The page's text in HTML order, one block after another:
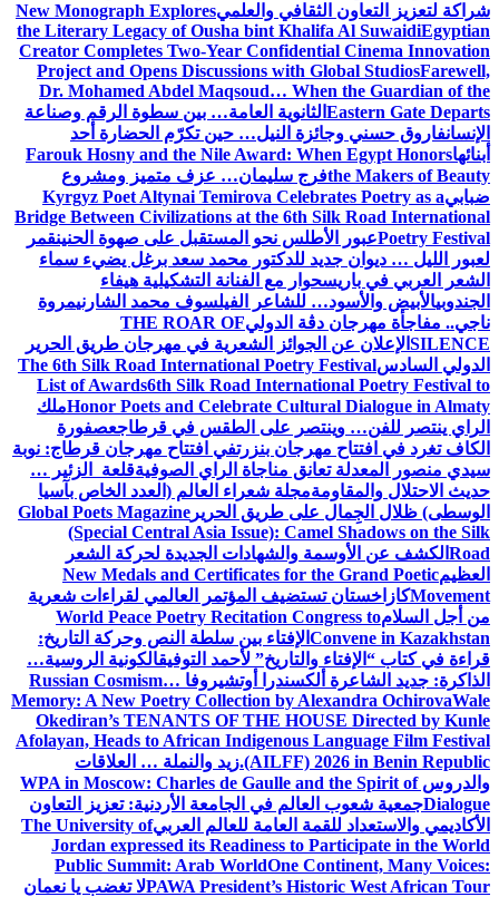
شراكة لتعزيز التعاون الثقافي والعلميNew Monograph Explores
the Literary Legacy of Ousha bint Khalifa Al SuwaidiEgyptian
Creator Completes Two-Year Confidential Cinema Innovation
Project and Opens Discussions with Global StudiosFarewell,
Dr. Mohamed Abdel Maqsoud… When the Guardian of the
Eastern Gate Departs الثانوية العامة… بين سطوة الرقم وصناعة
الإنسانفاروق حسني وجائزة النيل… حين تكرّم الحضارة أحد
أبنائهاFarouk Hosny and the Nile Award: When Egypt Honors
the Makers of Beautyفرج سليمان… عزف متميز ومشروع
ضبابيKyrgyz Poet Altynai Temirova Celebrates Poetry as a
Bridge Between Civilizations at the 6th Silk Road International
Poetry Festivalعبور الأطلس نحو المستقبل على صهوة الحنينقمر
لعبور الليل … ديوان جديد للدكتور محمد سعد برغل يضيء سماء
الشعر العربي في باريسحوار مع الفنانة التشكيلية هيفاء
الجندوبيالأبيض والأسود… للشاعر الفيلسوف محمد الشارنيمروة
ناجي.. مفاجأة مهرجان دڨة الدوليTHE ROAR OF
SILENCE الإعلان عن الجوائز الشعرية في مهرجان طريق الحرير
الدولي السادسThe 6th Silk Road International Poetry Festival
List of Awards6th Silk Road International Poetry Festival to
Honor Poets and Celebrate Cultural Dialogue in Almatyملك
الراي ينتصر للفن… وينتصر على الطقس في قرطاجعصفورة
الكاف تغرد في افتتاح مهرجان بنزرتفي افتتاح مهرجان قرطاج: نوبة
سيدي منصور المعدلة تعانق مناجاة الراي الصوفيةقلعة الزئير …
حديث الاحتلال والمقاومةمجلة شعراء العالم (العدد الخاص بآسيا
الوسطى) ظلال الجِمال على طريق الحرير Global Poets Magazine
(Special Central Asia Issue): Camel Shadows on the Silk
Road الكشف عن الأوسمة والشهادات الجديدة لحركة الشعر
العظيمNew Medals and Certificates for the Grand Poetic
Movementكازاخستان تستضيف المؤتمر العالمي لقراءات شعرية
من أجل السلامWorld Peace Poetry Recitation Congress to
Convene in Kazakhstan الإفتاء بين سلطة النص وحركة التاريخ:
قراءة في كتاب “الإفتاء والتاريخ” لأحمد التوفيقالكونية الروسية…
الذاكرة: جديد الشاعرة ألكسندرا أوتشيروفا Russian Cosmism…
Memory: A New Poetry Collection by Alexandra OchirovaWale
Okediran’s TENANTS OF THE HOUSE Directed by Kunle
Afolayan, Heads to African Indigenous Language Film Festival
(AILFF) 2026 in Benin Republic. زيد والنملة … العلاقات
والدروسWPA in Moscow: Charles de Gaulle and the Spirit of
Dialogueجمعية شعوب العالم في الجامعة الأردنية: تعزيز التعاون
الأكاديمي والاستعداد للقمة العامة للعالم العربيThe University of
Jordan expressed its Readiness to Participate in the World
Public Summit: Arab WorldOne Continent, Many Voices:
PAWA President’s Historic West African Tourلا تغضب يا نعمان